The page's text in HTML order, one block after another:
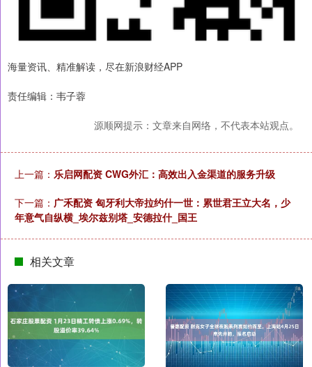
海量资讯、精准解读，尽在新浪财经APP
责任编辑：韦子蓉
源顺网提示：文章来自网络，不代表本站观点。
上一篇： 乐启网配资 CWG外汇：高效出入金渠道的服务升级
下一篇： 广禾配资 匈牙利大帝拉约什一世：累世君王立大名，少
年意气自纵横_埃尔兹别塔_安德拉什_国王
相关文章